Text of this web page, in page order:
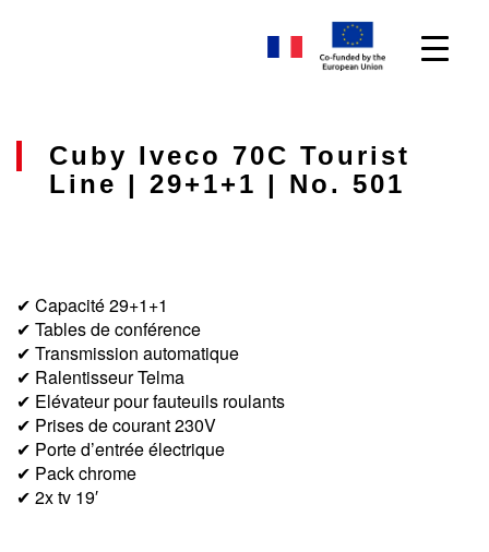
Cuby Iveco 70C Tourist
Line | 29+1+1 | No. 501
✔ Capacité 29+1+1
✔ Tables de conférence
✔ Transmission automatique
✔ Ralentisseur Telma
✔ Elévateur pour fauteuils roulants
✔ Prises de courant 230V
✔ Porte d’entrée électrique
✔ Pack chrome
✔ 2x tv 19′